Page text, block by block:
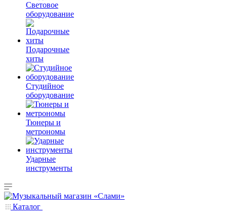
Световое
оборудование
Подарочные
хиты
Студийное
оборудование
Тюнеры и
метрономы
Ударные
инструменты
Каталог